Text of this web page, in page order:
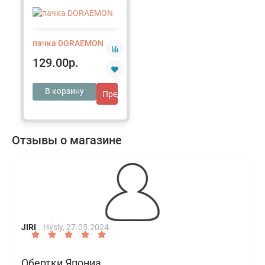
пачка DORAEMON
129.00р.
В корзину Предложить свою цену
Отзывы о магазине
JIRI Hýsly, 27.05.2024